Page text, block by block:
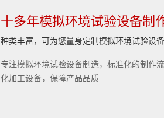
十多年模拟环境试验设备制
种类丰富，可为您量身定制模拟环境试验设备
专注模拟环境试验设备制造，标准化的制作
化加工设备，保障产品品质